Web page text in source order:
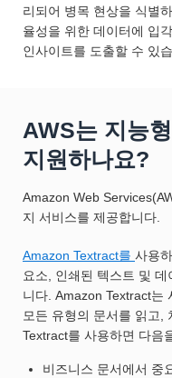
리되어 병목 현상을 식별
율성을 위한 데이터에 입
인사이트를 도출할 수 있
AWS는 지능
지원하나요?
Amazon Web
지 서비스를 제공합니다.
Amazon Textract를 사용
요소, 인쇄된 텍스트 및
니다. Amazon Textract는
모든 유형의 문서를 읽고,
Textract를 사용하면 다음
비즈니스 문서에서 중